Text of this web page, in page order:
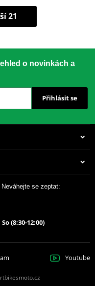
21
o novinkách a
Přihlásit se
se zeptat:
(8:30-12:00)
Youtube